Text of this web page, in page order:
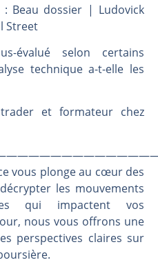
WTI : Explosion mais réserves au plus bas | Denis Desclos – Market Movers
: Beau dossier | Ludovick
Street
évalué selon certains
technique a-t-elle les
et formateur chez
vous plonge au cœur des
les mouvements
qui impactent vos
nous vous offrons une
perspectives claires sur